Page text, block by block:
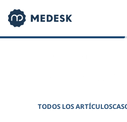
TODOS LOS ARTÍCULOS